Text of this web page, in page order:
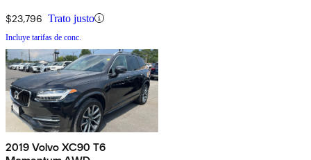
$23,796 Trato justo
Incluye tarifas de conc.
2019 Volvo XC90 T6